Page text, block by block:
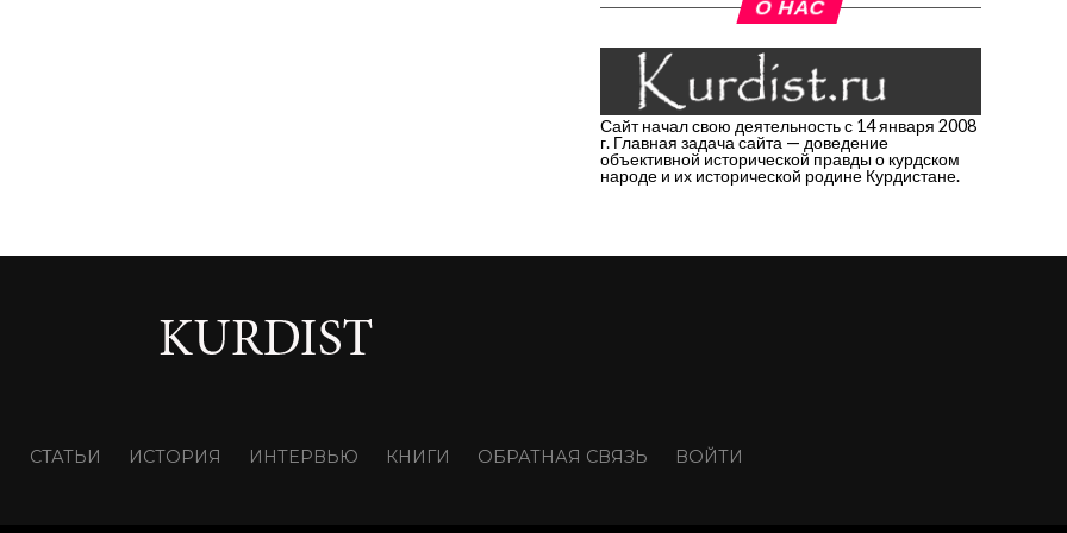
О НАС
Сайт начал свою деятельность с 14 января 2008
г. Главная задача сайта — доведение
объективной исторической правды о курдском
народе и их исторической родине Курдистане.
СТАТЬИ ИСТОРИЯ ИНТЕРВЬЮ КНИГИ ОБРАТНАЯ СВЯЗЬ ВОЙТИ